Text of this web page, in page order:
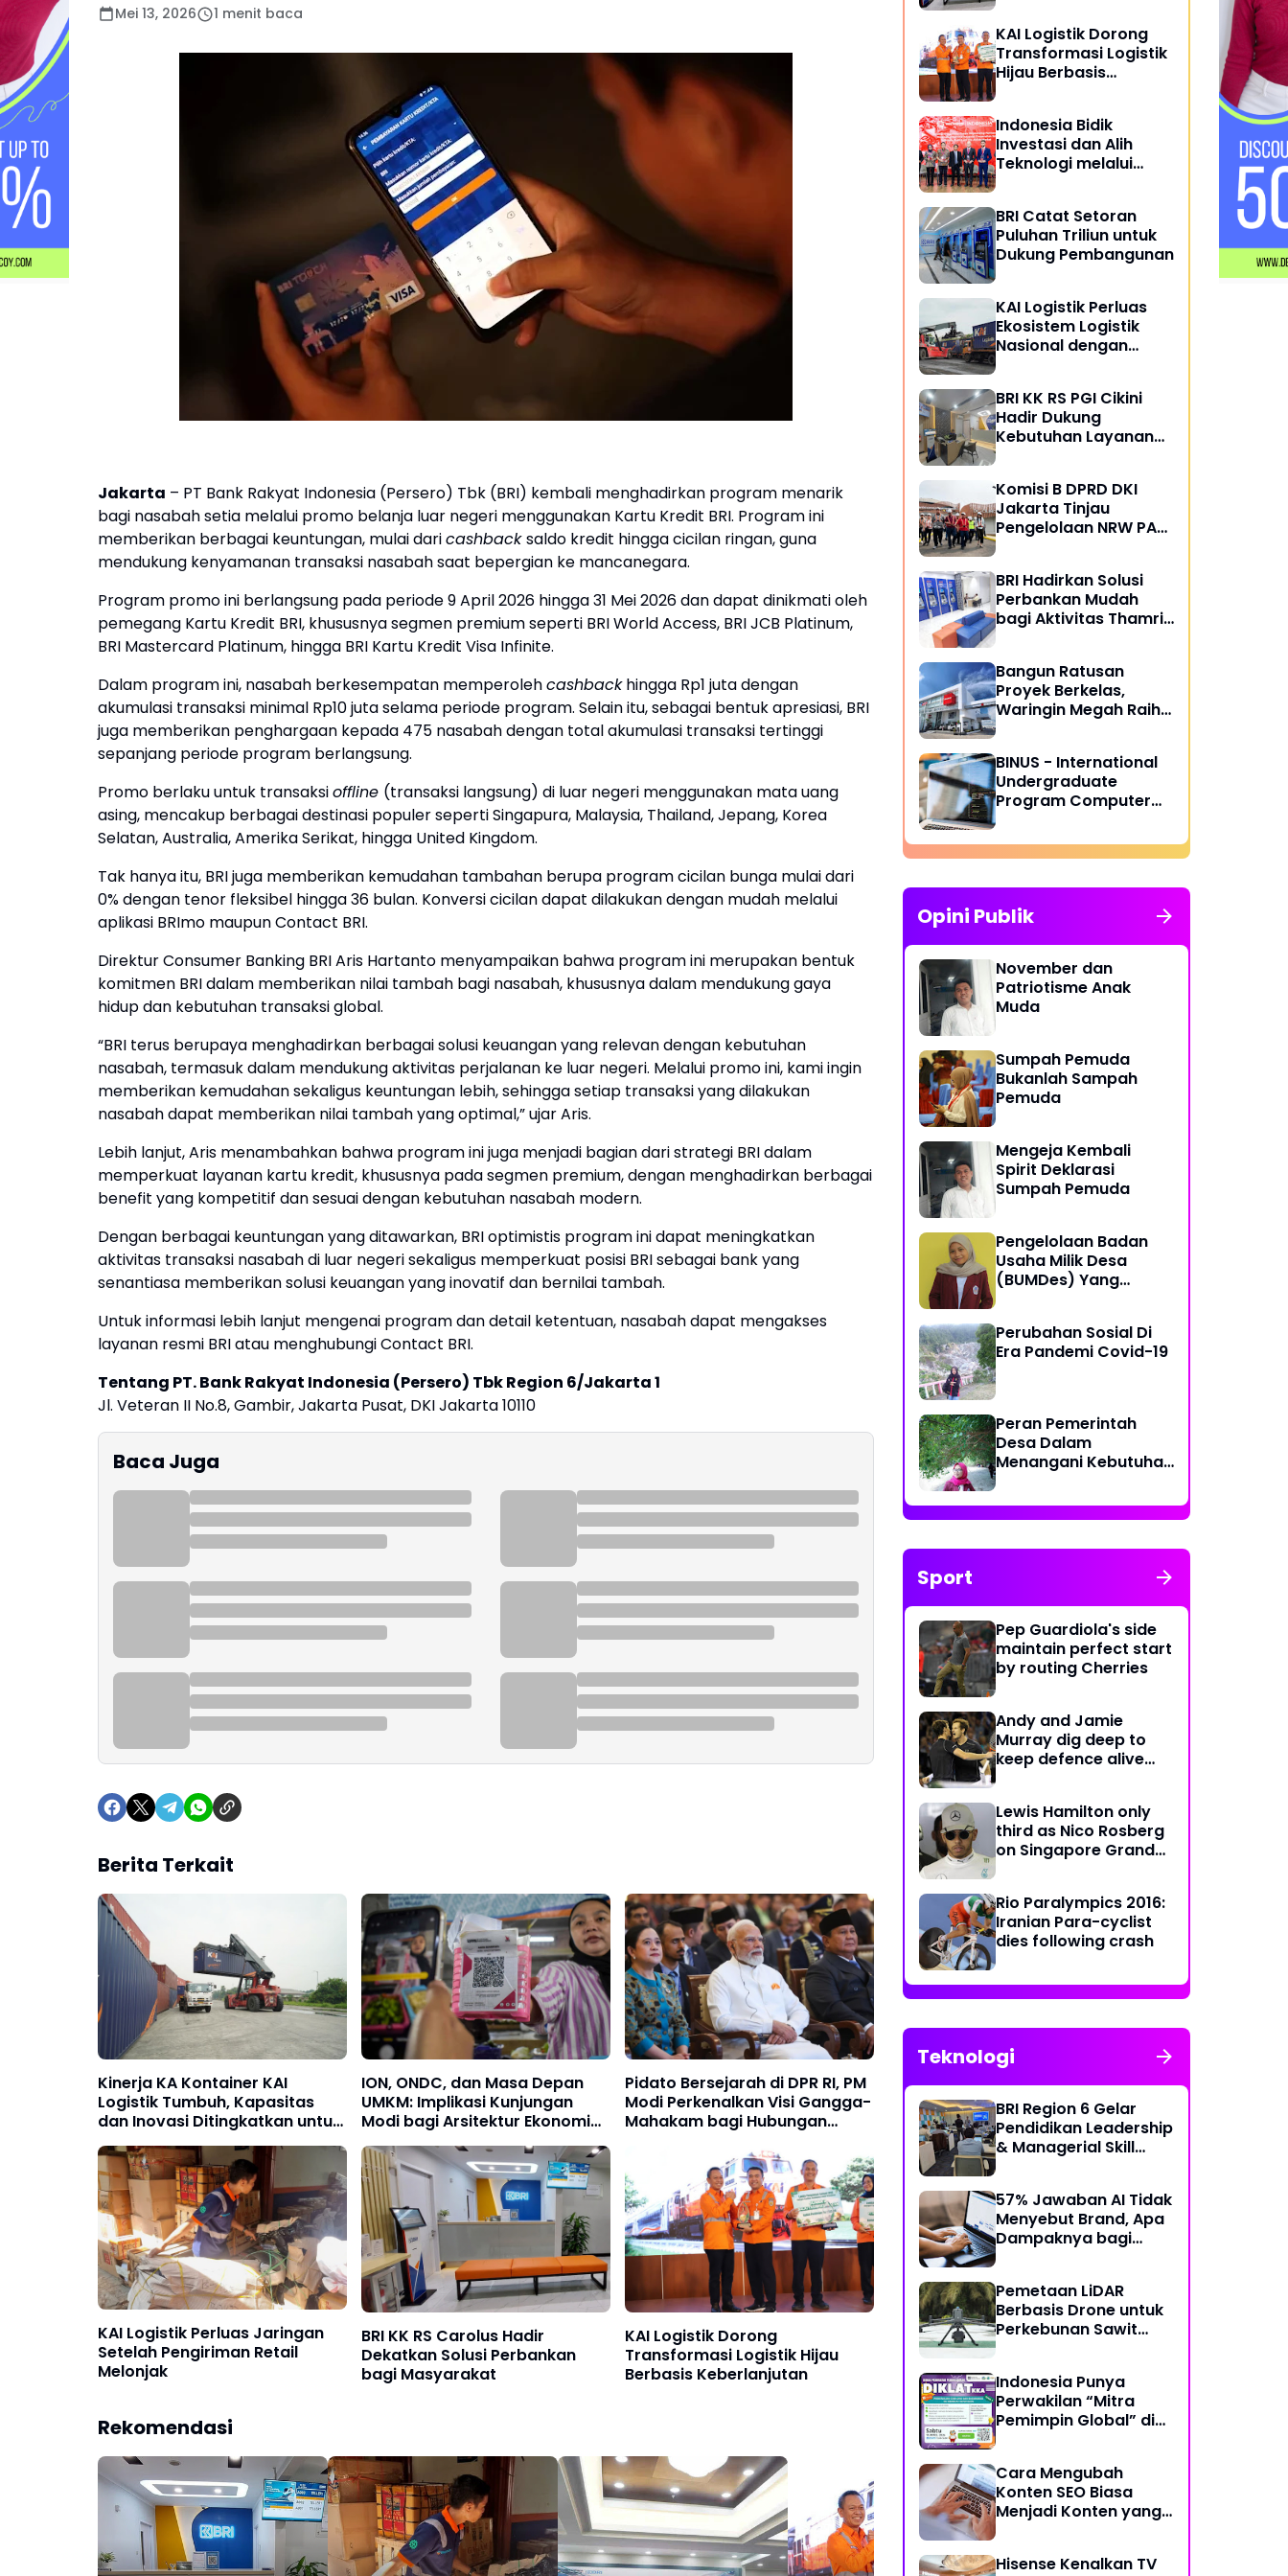
Mei 13, 2026 1 menit baca
Jakarta – PT Bank Rakyat Indonesia (Persero) Tbk (BRI) kembali menghadirkan program menarik
bagi nasabah setia melalui promo belanja luar negeri menggunakan Kartu Kredit BRI. Program ini
memberikan berbagai keuntungan, mulai daricashbacksaldo kredit hingga cicilan ringan, guna
mendukung kenyamanan transaksi nasabah saat bepergian ke mancanegara.
Program promo ini berlangsung pada periode 9 April 2026 hingga 31 Mei 2026 dan dapat dinikmati oleh
pemegang Kartu Kredit BRI, khususnya segmen premium seperti BRI World Access, BRI JCB Platinum,
BRI Mastercard Platinum, hingga BRI Kartu Kredit Visa Infinite.
Dalam program ini, nasabah berkesempatan memperolehcashbackhingga Rp1 juta dengan
akumulasi transaksi minimal Rp10 juta selama periode program. Selain itu, sebagai bentuk apresiasi, BRI
juga memberikan penghargaan kepada 475 nasabah dengan total akumulasi transaksi tertinggi
sepanjang periode program berlangsung.
Promo berlaku untuk transaksioffline (transaksi langsung) di luar negeri menggunakan mata uang
asing, mencakup berbagai destinasi populer seperti Singapura, Malaysia, Thailand, Jepang, Korea
Selatan, Australia, Amerika Serikat, hingga United Kingdom.
Tak hanya itu, BRI juga memberikan kemudahan tambahan berupa program cicilan bunga mulai dari
0% dengan tenor fleksibel hingga 36 bulan. Konversi cicilan dapat dilakukan dengan mudah melalui
aplikasi BRImo maupun Contact BRI.
Direktur Consumer Banking BRI Aris Hartanto menyampaikan bahwa program ini merupakan bentuk
komitmen BRI dalam memberikan nilai tambah bagi nasabah, khususnya dalam mendukung gaya
hidup dan kebutuhan transaksi global.
“BRI terus berupaya menghadirkan berbagai solusi keuangan yang relevan dengan kebutuhan
nasabah, termasuk dalam mendukung aktivitas perjalanan ke luar negeri. Melalui promo ini, kami ingin
memberikan kemudahan sekaligus keuntungan lebih, sehingga setiap transaksi yang dilakukan
nasabah dapat memberikan nilai tambah yang optimal,” ujar Aris.
Lebih lanjut, Aris menambahkan bahwa program ini juga menjadi bagian dari strategi BRI dalam
memperkuat layanan kartu kredit, khususnya pada segmen premium, dengan menghadirkan berbagai
benefit yang kompetitif dan sesuai dengan kebutuhan nasabah modern.
Dengan berbagai keuntungan yang ditawarkan, BRI optimistis program ini dapat meningkatkan
aktivitas transaksi nasabah di luar negeri sekaligus memperkuat posisi BRI sebagai bank yang
senantiasa memberikan solusi keuangan yang inovatif dan bernilai tambah.
Untuk informasi lebih lanjut mengenai program dan detail ketentuan, nasabah dapat mengakses
layanan resmi BRI atau menghubungi Contact BRI.
Tentang PT. Bank Rakyat Indonesia (Persero) Tbk Region 6/Jakarta 1
Jl. Veteran II No.8, Gambir, Jakarta Pusat, DKI Jakarta 10110
Baca Juga
Berita Terkait
Kinerja KA Kontainer KAI
Logistik Tumbuh, Kapasitas
dan Inovasi Ditingkatkan untuk
Logistik Berkelanjutan
ION, ONDC, dan Masa Depan
UMKM: Implikasi Kunjungan
Modi bagi Arsitektur Ekonomi
Digital
Pidato Bersejarah di DPR RI, PM
Modi Perkenalkan Visi Gangga-
Mahakam bagi Hubungan
KAI Logistik Perluas Jaringan
Setelah Pengiriman Retail
Melonjak
BRI KK RS Carolus Hadir
Dekatkan Solusi Perbankan
bagi Masyarakat
KAI Logistik Dorong
Transformasi Logistik Hijau
Berbasis Keberlanjutan
Rekomendasi
Logistik Tumbuh,
KAI Logistik Dorong
Transformasi Logistik
Hijau Berbasis
Indonesia Bidik
Investasi dan Alih
Teknologi melalui
BRI Catat Setoran
Puluhan Triliun untuk
Dukung Pembangunan
KAI Logistik Perluas
Ekosistem Logistik
Nasional dengan
2026
BRI KK RS PGI Cikini
Hadir Dukung
Kebutuhan Layanan
Sakit
Komisi B DPRD DKI
Jakarta Tinjau
Pengelolaan NRW PAM
Layanan Air Perpipaan
BRI Hadirkan Solusi
Perbankan Mudah
bagi Aktivitas Thamrin
Bangun Ratusan
Proyek Berkelas,
Waringin Megah Raih
BINUS - International
Undergraduate
Program Computer
Industri
Opini Publik
November dan
Patriotisme Anak
Muda
Sumpah Pemuda
Bukanlah Sampah
Pemuda
Mengeja Kembali
Spirit Deklarasi
Sumpah Pemuda
Pengelolaan Badan
Usaha Milik Desa
(BUMDes) Yang
Perubahan Sosial Di
Era Pandemi Covid-19
Peran Pemerintah
Desa Dalam
Menangani Kebutuhan
Ketersediaannya Air
Bersih
Sport
Pep Guardiola's side
maintain perfect start
by routing Cherries
Andy and Jamie
Murray dig deep to
keep defence alive
Lewis Hamilton only
third as Nico Rosberg
on Singapore Grand
Rio Paralympics 2016:
Iranian Para-cyclist
dies following crash
Teknologi
BRI Region 6 Gelar
Pendidikan Leadership
& Managerial Skill
For Better Individual
Decision”
57% Jawaban AI Tidak
Menyebut Brand, Apa
Dampaknya bagi
Pemetaan LiDAR
Berbasis Drone untuk
Perkebunan Sawit
Indonesia Punya
Perwakilan “Mitra
Pemimpin Global” di
Cara Mengubah
Konten SEO Biasa
Menjadi Konten yang
Hisense Kenalkan TV